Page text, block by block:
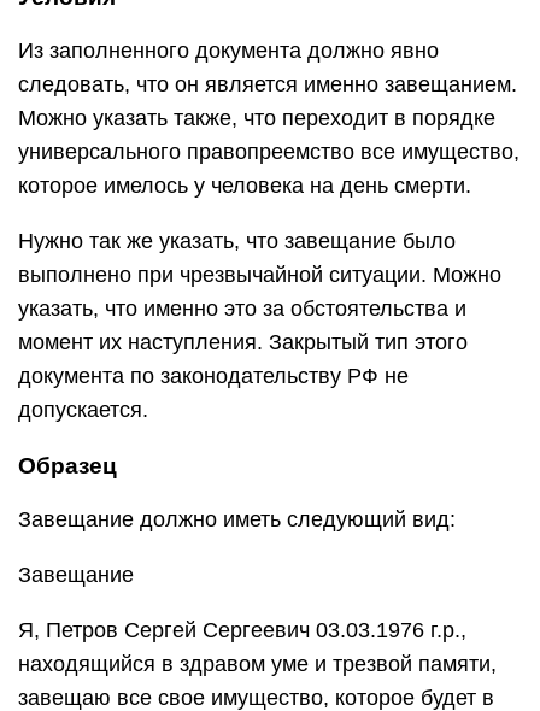
Из заполненного документа должно явно
следовать, что он является именно завещанием.
Можно указать также, что переходит в порядке
универсального правопреемство все имущество,
которое имелось у человека на день смерти.
Нужно так же указать, что завещание было
выполнено при чрезвычайной ситуации. Можно
указать, что именно это за обстоятельства и
момент их наступления. Закрытый тип этого
документа по законодательству РФ не
допускается.
Образец
Завещание должно иметь следующий вид:
Завещание
Я, Петров Сергей Сергеевич 03.03.1976 г.р.,
находящийся в здравом уме и трезвой памяти,
завещаю все свое имущество, которое будет в